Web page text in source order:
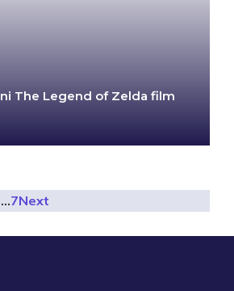
The Legend of Zelda film
…7Next